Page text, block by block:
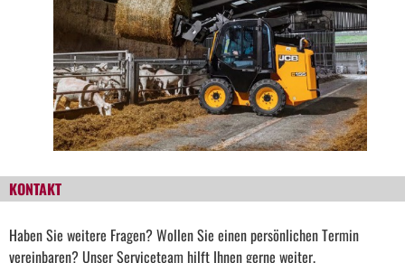
KONTAKT
Haben Sie weitere Fragen? Wollen Sie einen persönlichen Termin
vereinbaren? Unser Serviceteam hilft Ihnen gerne weiter.